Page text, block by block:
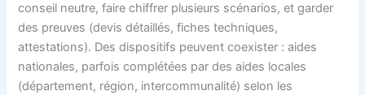
conseil neutre, faire chiffrer plusieurs scénarios, et garder
des preuves (devis détaillés, fiches techniques,
attestations). Des dispositifs peuvent coexister : aides
nationales, parfois complétées par des aides locales
(département, région, intercommunalité) selon les